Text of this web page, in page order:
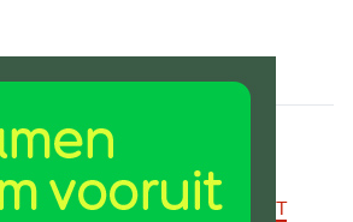
artikelen
& MOBILITEIT